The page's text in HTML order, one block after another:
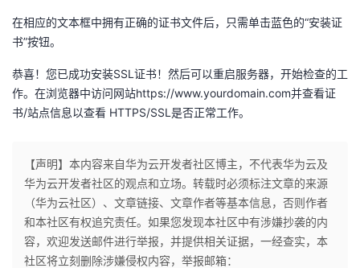
在相应的文本框中拥有正确的证书文件后，只需单击蓝色的“安装证
书”按钮。
恭喜！您已成功安装SSL证书！然后可以重启服务器，开始检查的工
作。在浏览器中访问网站https://www.yourdomain.com并查看证
书/站点信息以查看 HTTPS/SSL是否正常工作。
【声明】本内容来自华为云开发者社区博主，不代表华为云及
华为云开发者社区的观点和立场。转载时必须标注文章的来源
（华为云社区）、文章链接、文章作者等基本信息，否则作者
和本社区有权追究责任。如果您发现本社区中有涉嫌抄袭的内
容，欢迎发送邮件进行举报，并提供相关证据，一经查实，本
社区将立刻删除涉嫌侵权内容，举报邮箱：